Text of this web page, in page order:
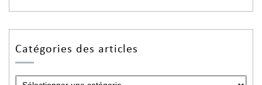
Catégories des articles